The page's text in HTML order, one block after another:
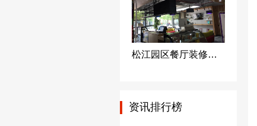
松江园区餐厅装修设计
资讯排行榜